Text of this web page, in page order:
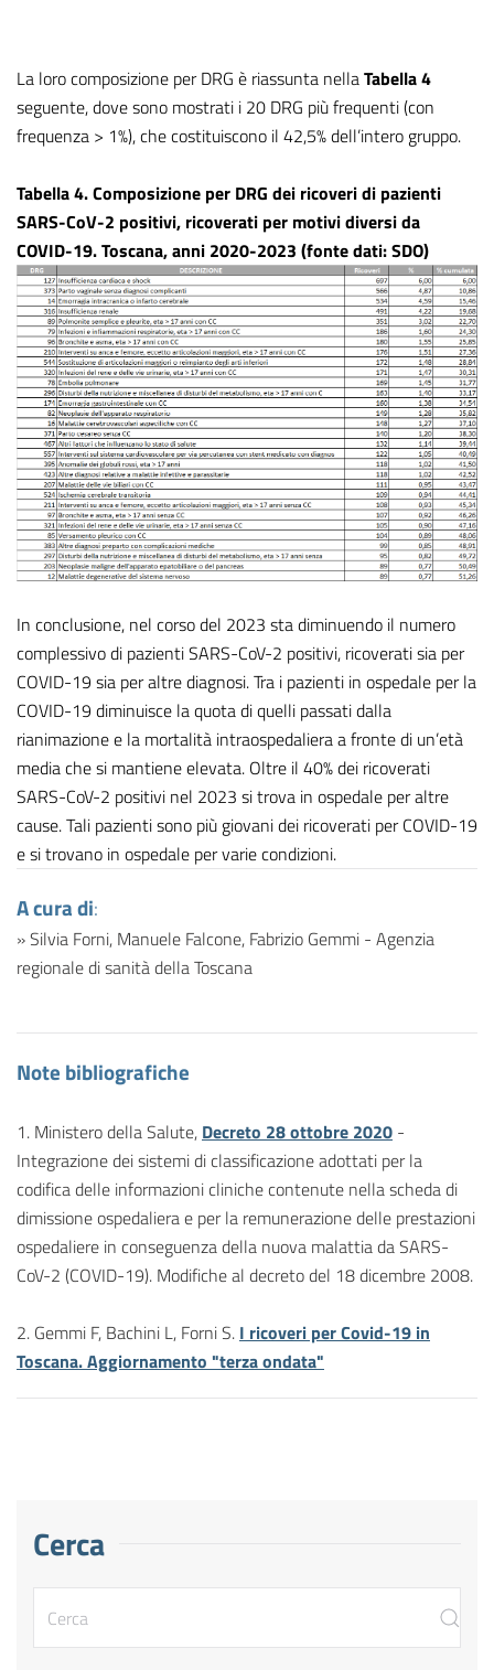
La loro composizione per DRG è riassunta nellaTabella 4
seguente, dove sono mostrati i 20 DRG più frequenti (con
frequenza > 1%), che costituiscono il 42,5% dell’intero gruppo.
Tabella 4. Composizione per DRG dei ricoveri di pazienti
SARS-CoV-2 positivi, ricoverati per motivi diversi da
COVID-19. Toscana, anni 2020-2023 (fonte dati: SDO)
In conclusione, nel corso del 2023 sta diminuendo il numero
complessivo di pazienti SARS-CoV-2 positivi, ricoverati sia per
COVID-19 sia per altre diagnosi. Tra i pazienti in ospedale per la
COVID-19 diminuisce la quota di quelli passati dalla
rianimazione e la mortalità intraospedaliera a fronte di un’età
media che si mantiene elevata. Oltre il 40% dei ricoverati
SARS-CoV-2 positivi nel 2023 si trova in ospedale per altre
cause. Tali pazienti sono più giovani dei ricoverati per COVID-19
e si trovano in ospedale per varie condizioni.
A cura di:
» Silvia Forni, Manuele Falcone, Fabrizio Gemmi - Agenzia
regionale di sanità della Toscana
Note bibliografiche
1. Ministero della Salute, Decreto 28 ottobre 2020 -
Integrazione dei sistemi di classificazione adottati per la
codifica delle informazioni cliniche contenute nella scheda di
dimissione ospedaliera e per la remunerazione delle prestazioni
ospedaliere in conseguenza della nuova malattia da SARS-
CoV-2 (COVID-19). Modifiche al decreto del 18 dicembre 2008.
2. Gemmi F, Bachini L, Forni S. I ricoveri per Covid-19 in
Toscana. Aggiornamento "terza ondata"
Cerca